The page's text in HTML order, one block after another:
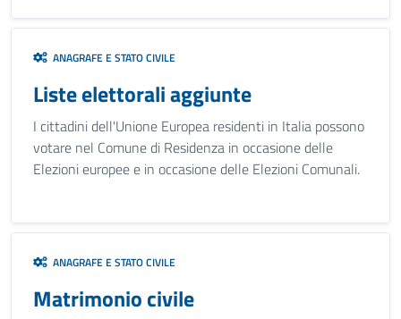
ANAGRAFE E STATO CIVILE
Liste elettorali aggiunte
I cittadini dell'Unione Europea residenti in Italia possono
votare nel Comune di Residenza in occasione delle
Elezioni europee e in occasione delle Elezioni Comunali.
ANAGRAFE E STATO CIVILE
Matrimonio civile